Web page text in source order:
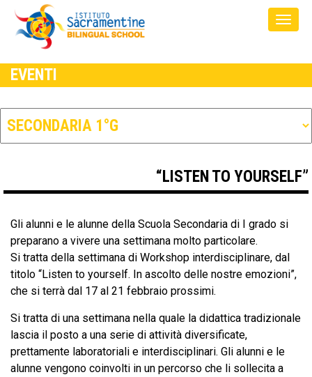
EVENTI
“LISTEN TO YOURSELF”
Gli alunni e le alunne della Scuola Secondaria di I grado si
preparano a vivere una settimana molto particolare.
Si tratta della settimana di Workshop interdisciplinare, dal
titolo “Listen to yourself. In ascolto delle nostre emozioni”,
che si terrà dal 17 al 21 febbraio prossimi.
Si tratta di una settimana nella quale la didattica tradizionale
lascia il posto a una serie di attività diversificate,
prettamente laboratoriali e interdisciplinari. Gli alunni e le
alunne vengono coinvolti in un percorso che li sollecita a